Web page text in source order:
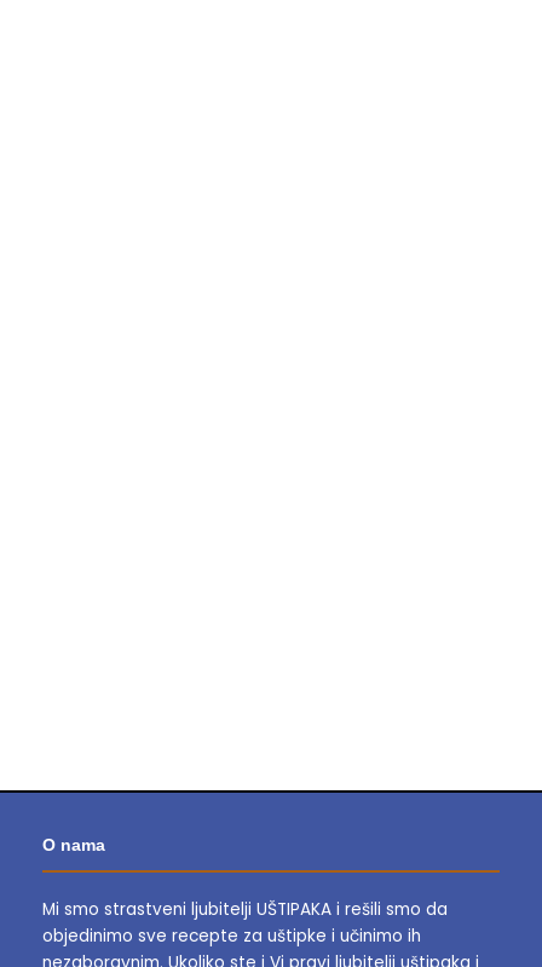
O nama
Mi smo strastveni ljubitelji UŠTIPAKA i rešili smo da
objedinimo sve recepte za uštipke i učinimo ih
nezaboravnim. Ukoliko ste i Vi pravi ljubitelji uštipaka i